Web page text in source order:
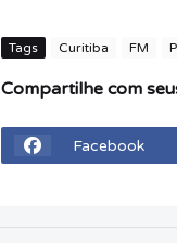
Tags Curitiba FM
Compartilhe com
Facebook